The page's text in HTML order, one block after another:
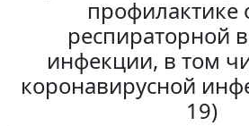
профилактике
респираторной
инфекции, в том
коронавирусной
19)